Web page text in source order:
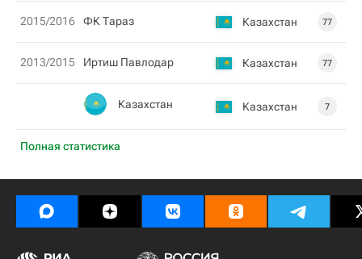
Полная статистика
2015/2016 ФК Тараз Казахстан 77
2013/2015 Иртиш Павлодар Казахстан 77
Казахстан Казахстан 7